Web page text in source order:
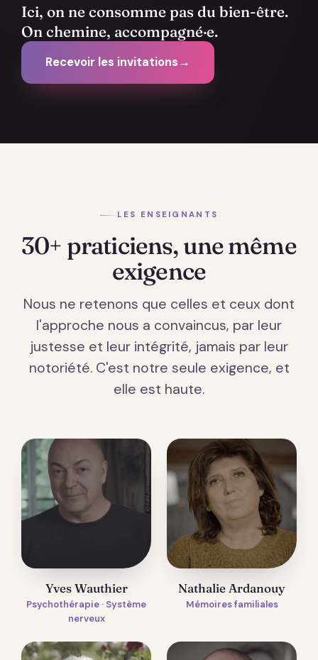
Ici, on ne consomme pas du bien-être.
On chemine, accompagné·e.
Recevoir les invitations→
LES ENSEIGNANTS
30+ praticiens, une même
exigence
Nous ne retenons que celles et ceux dont
l'approche nous a convaincus, par leur
justesse et leur intégrité, jamais par leur
notoriété. C'est notre seule exigence, et
elle est haute.
Yves Wauthier
Psychothérapie · Système
nerveux
Nathalie Ardanouy
Mémoires familiales